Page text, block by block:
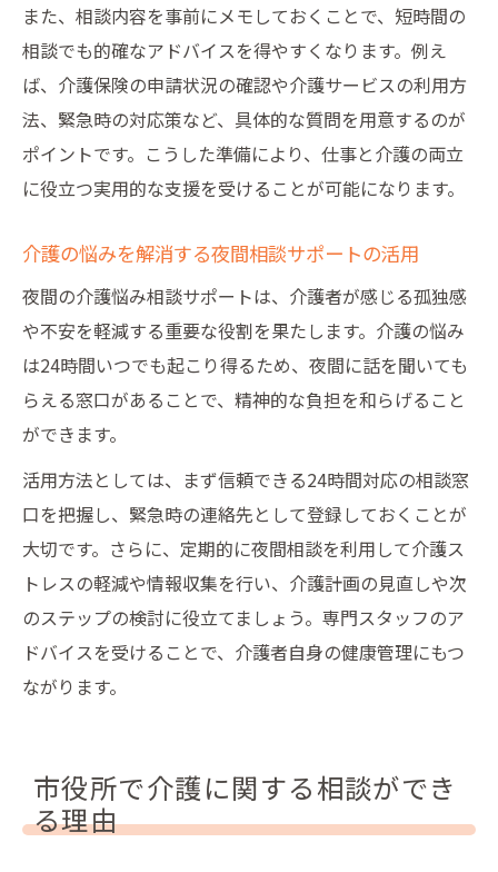
また、相談内容を事前にメモしておくことで、短時間の
相談でも的確なアドバイスを得やすくなります。例え
ば、介護保険の申請状況の確認や介護サービスの利用方
法、緊急時の対応策など、具体的な質問を用意するのが
ポイントです。こうした準備により、仕事と介護の両立
に役立つ実用的な支援を受けることが可能になります。
介護の悩みを解消する夜間相談サポートの活用
夜間の介護悩み相談サポートは、介護者が感じる孤独感
や不安を軽減する重要な役割を果たします。介護の悩み
は24時間いつでも起こり得るため、夜間に話を聞いても
らえる窓口があることで、精神的な負担を和らげること
ができます。
活用方法としては、まず信頼できる24時間対応の相談窓
口を把握し、緊急時の連絡先として登録しておくことが
大切です。さらに、定期的に夜間相談を利用して介護ス
トレスの軽減や情報収集を行い、介護計画の見直しや次
のステップの検討に役立てましょう。専門スタッフのア
ドバイスを受けることで、介護者自身の健康管理にもつ
ながります。
市役所で介護に関する相談ができ
る理由